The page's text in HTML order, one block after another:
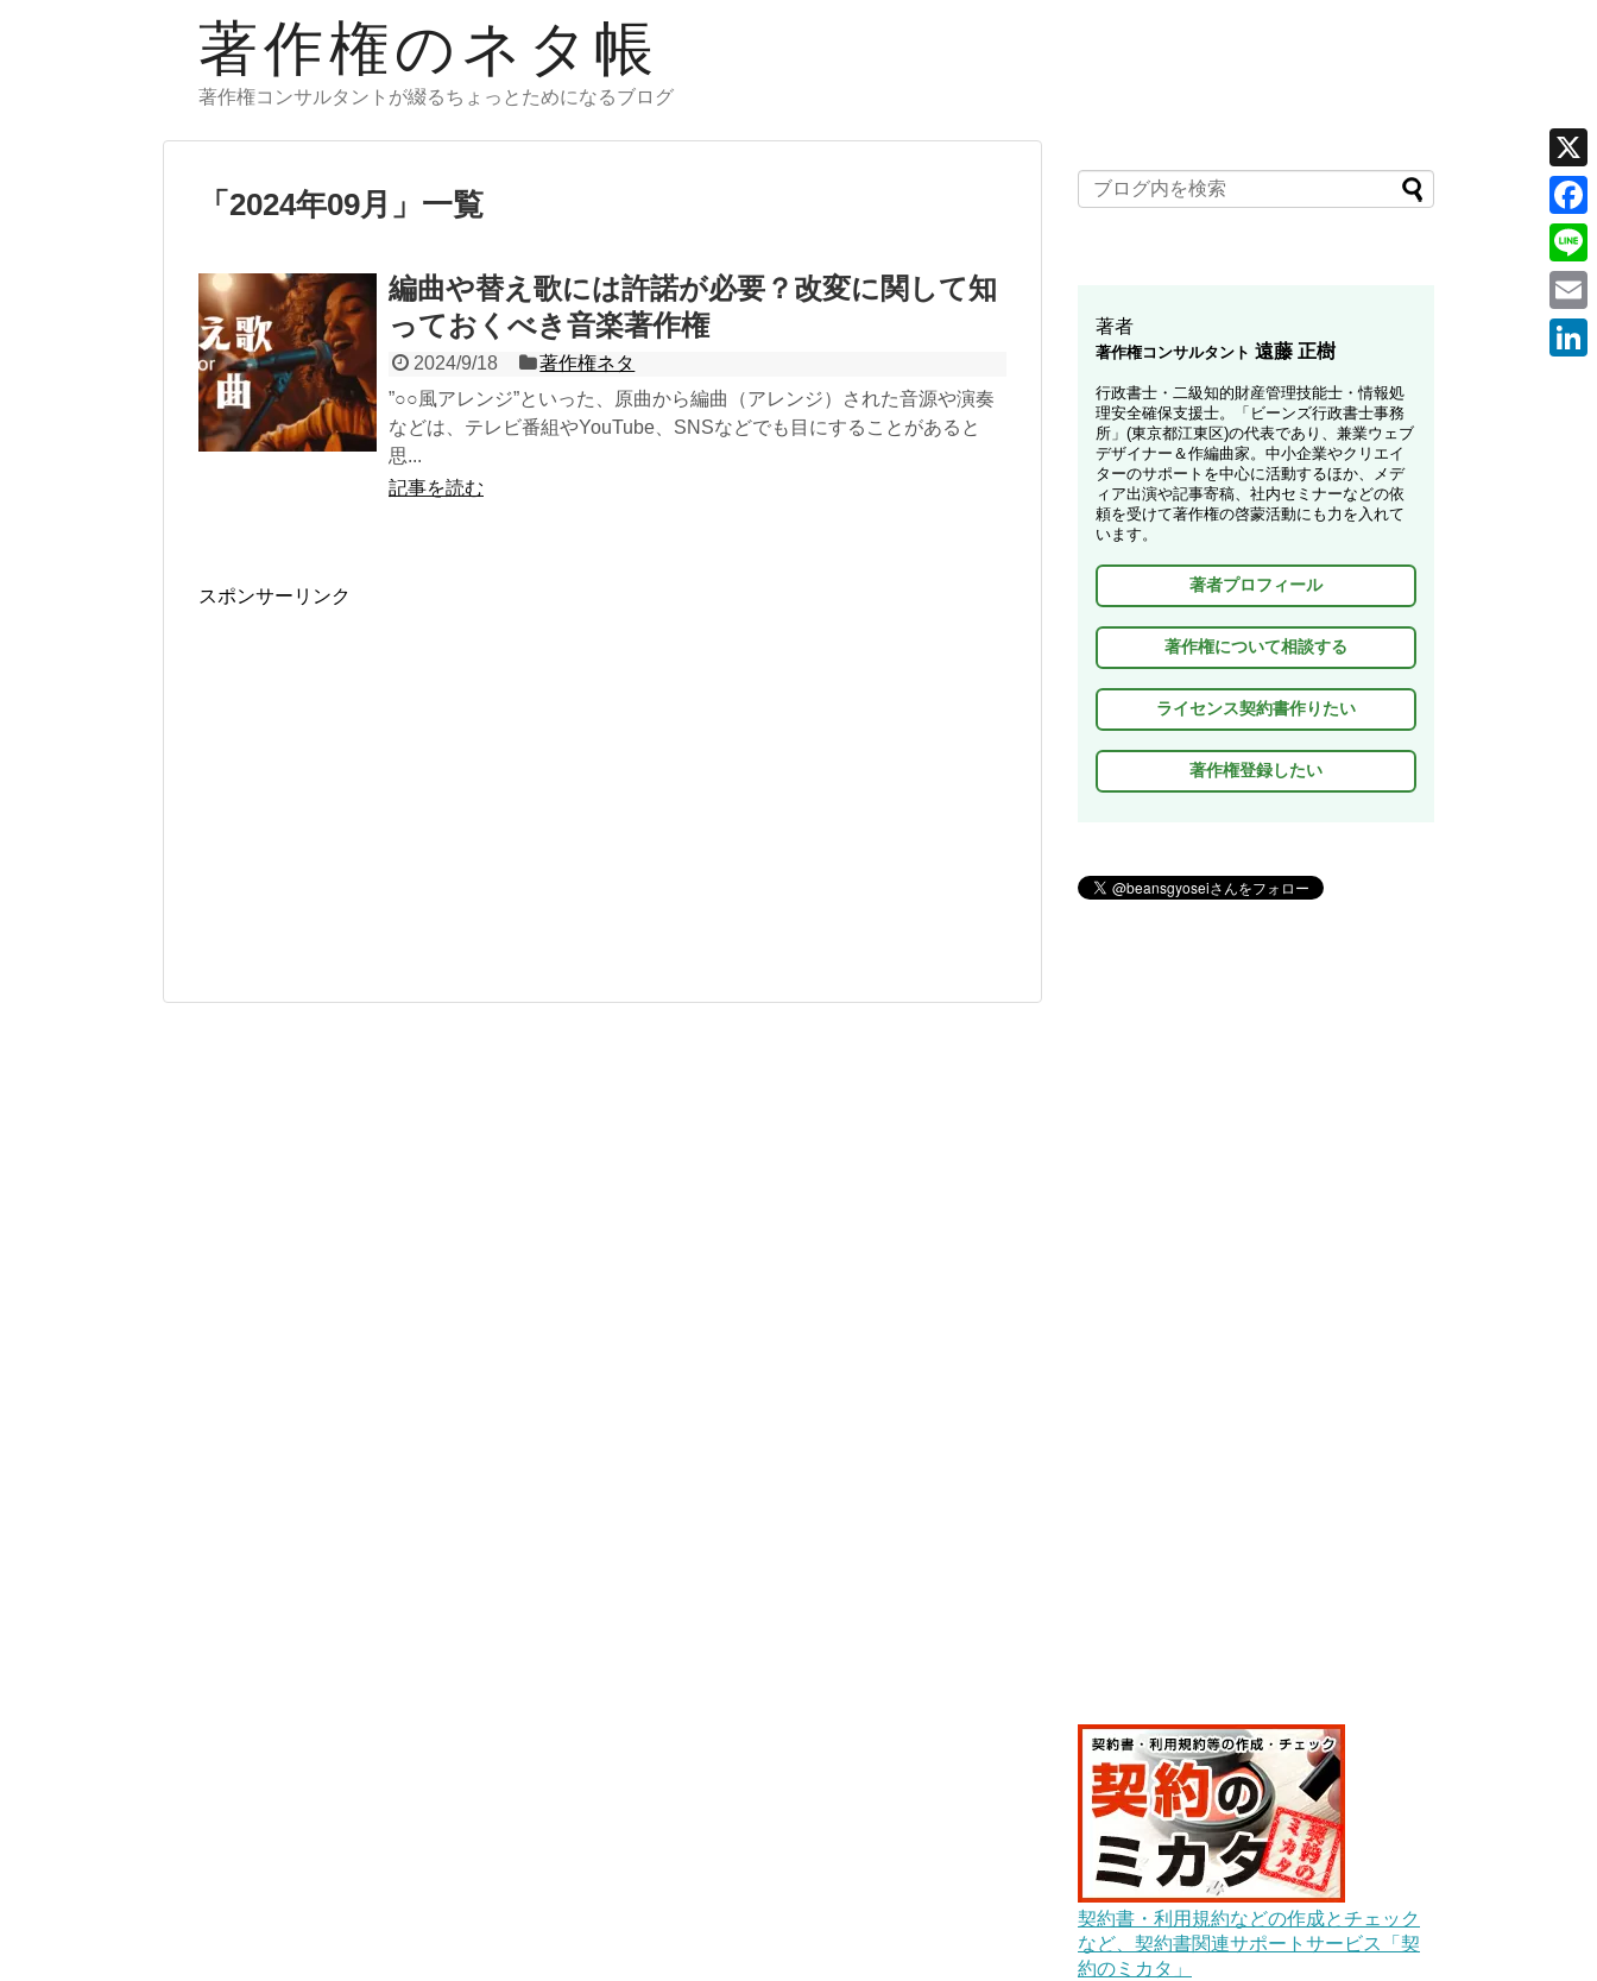
著作権のネタ帳
著作権コンサルタントが綴るちょっとためになるブログ
「 2024年09月 」 一覧
編曲や替え歌には許諾が必要？改変に関して知
っておくべき音楽著作権
2024/9/18
著作権ネタ
”○○風アレンジ”といった、原曲から編曲（アレンジ）された音源や演奏
などは、テレビ番組やYouTube、SNSなどでも目にすることがあると
思...
記事を読む
スポンサーリンク
著者
著作権コンサルタント 遠藤 正樹
行政書士・二級知的財産管理技能士・情報処
理安全確保支援士。「ビーンズ行政書士事務
所」(東京都江東区)の代表であり、兼業ウェブ
デザイナー＆作編曲家。中小企業やクリエイ
ターのサポートを中心に活動するほか、メデ
ィア出演や記事寄稿、社内セミナーなどの依
頼を受けて著作権の啓蒙活動にも力を入れて
います。
著者プロフィール
著作権について相談する
ライセンス契約書作りたい
著作権登録したい
契約書・利用規約などの作成とチェック
など、契約書関連サポートサービス「契
約のミカタ」
X
F
a
c
e
L
i
n
E